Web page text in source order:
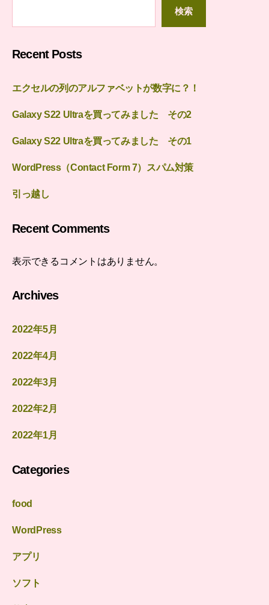
検索
Recent Posts
エクセルの列のアルファベットが数字に？！
Galaxy S22 Ultraを買ってみました その2
Galaxy S22 Ultraを買ってみました その1
WordPress（Contact Form 7）スパム対策
引っ越し
Recent Comments
表示できるコメントはありません。
Archives
2022年5月
2022年4月
2022年3月
2022年2月
2022年1月
Categories
food
WordPress
アプリ
ソフト